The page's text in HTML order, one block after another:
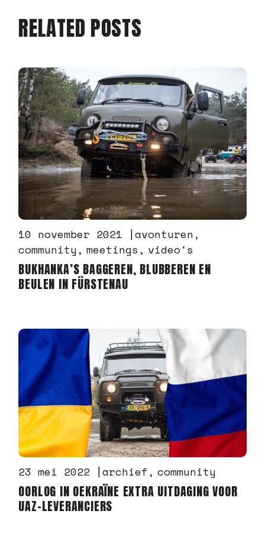
RELATED POSTS
10 november 2021
avonturen
community
meetings video's
BUKHANKA’S BAGGEREN, BLUBBEREN EN
BEULEN IN FÜRSTENAU
23 mei 2022 archief community
OORLOG IN OEKRAÏNE EXTRA UITDAGING VOOR
UAZ-LEVERANCIERS